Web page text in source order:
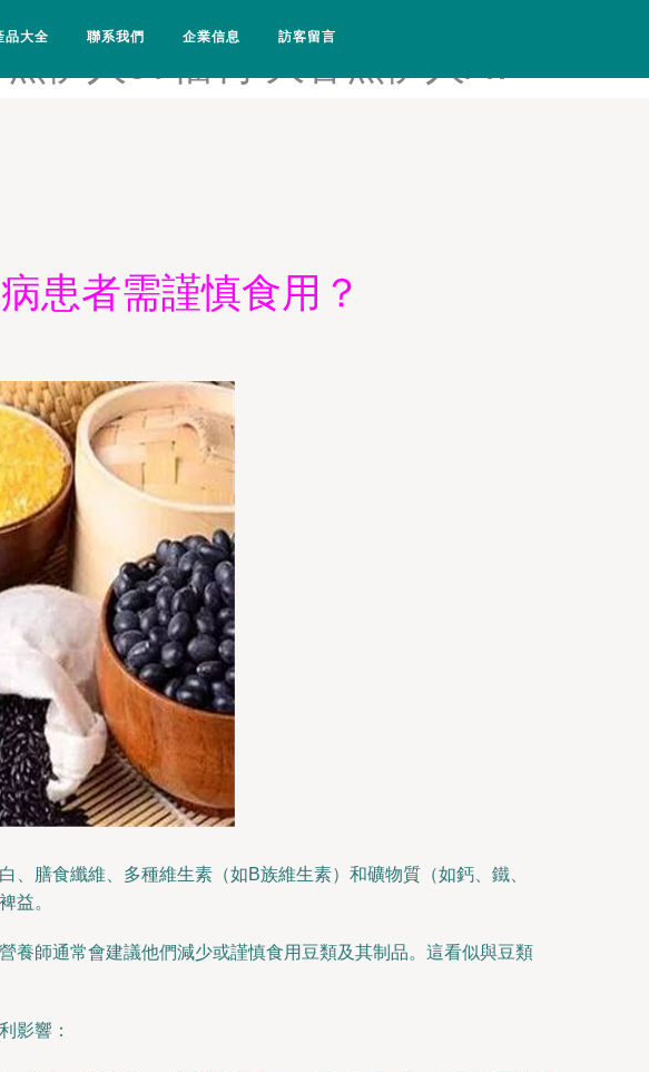
蕉太香蕉久久-大香蕉天干狼人-大
品大全 聯系我們 企業信息 訪客留言
患者需謹慎食用？
膳食纖維、多種維生素（如B族維生素）和礦物質（如鈣、鐵、
益。
養師通常會建議他們減少或謹慎食用豆類及其制品。這看似與豆類
影響：